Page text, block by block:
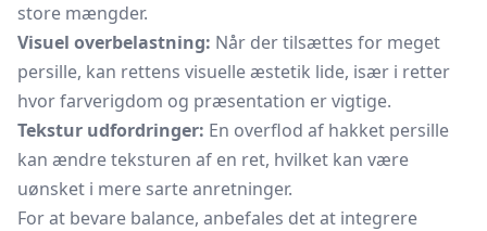
store mængder.
Visuel overbelastning: Når der tilsættes for meget
persille, kan rettens visuelle æstetik lide, især i retter
hvor farverigdom og præsentation er vigtige.
Tekstur udfordringer: En overflod af hakket persille
kan ændre teksturen af en ret, hvilket kan være
uønsket i mere sarte anretninger.
For at bevare balance, anbefales det at integrere